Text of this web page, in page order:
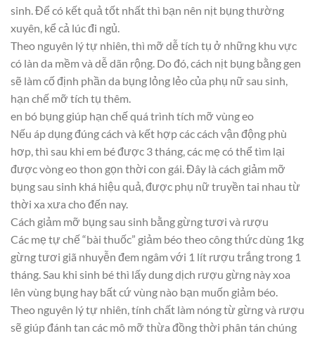
sinh. Để có kết quả tốt nhất thì bạn nên nịt bụng thường
xuyên, kể cả lúc đi ngủ.
Theo nguyên lý tự nhiên, thì mỡ dễ tích tụ ở những khu vực
có làn da mềm và dễ dãn rộng. Do đó, cách nịt bụng bằng gen
sẽ làm cố định phần da bụng lỏng lẻo của phụ nữ sau sinh,
hạn chế mỡ tích tụ thêm.
en bó bụng giúp hạn chế quá trình tích mỡ vùng eo
Nếu áp dụng đúng cách và kết hợp các cách vận động phù
hơp, thì sau khi em bé được 3 tháng, các mẹ có thể tìm lại
được vòng eo thon gọn thời con gái. Đây là cách giảm mỡ
bụng sau sinh khá hiệu quả, được phụ nữ truyền tai nhau từ
thời xa xưa cho đến nay.
Cách giảm mỡ bụng sau sinh bằng gừng tươi và rượu
Các mẹ tự chế “bài thuốc” giảm béo theo công thức dùng 1kg
gừng tươi giã nhuyễn đem ngâm với 1 lít rượu trắng trong 1
tháng. Sau khi sinh bé thì lấy dung dịch rượu gừng này xoa
lên vùng bụng hay bất cứ vùng nào bạn muốn giảm béo.
Theo nguyên lý tự nhiên, tính chất làm nóng từ gừng và rượu
sẽ giúp đánh tan các mô mỡ thừa đồng thời phân tán chúng